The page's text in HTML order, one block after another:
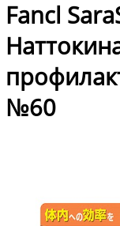
Fancl
№60